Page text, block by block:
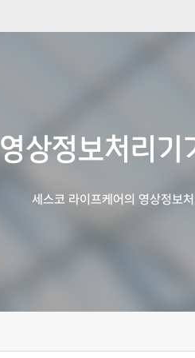
영상정보처리기
세스코 라이프케어의 영상정보